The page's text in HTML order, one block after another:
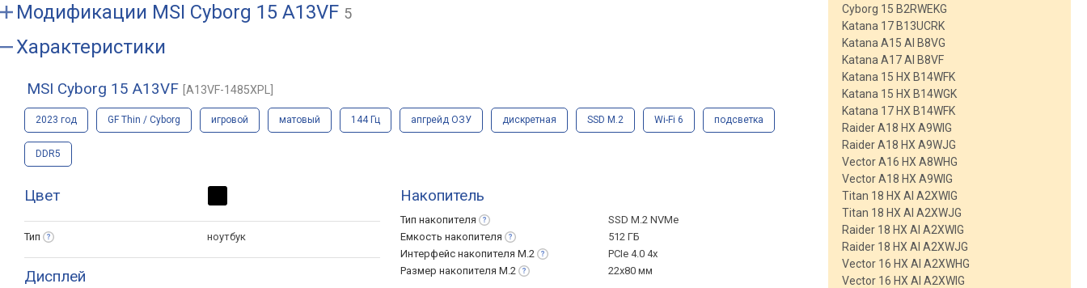
Модификации MSI Cyborg 15 A13VF 5
Характеристики
MSI Cyborg 15 A13VF [A13VF-1485XPL]
2023 год GF Thin / Cyborg игровой матовый 144 Гц апгрейд ОЗУ дискретная SSD M.2 Wi-Fi 6 подсветка
DDR5
Цвет
Тип ноутбук
Дисплей
Накопитель
Тип накопителя
SSD M.2 NVMe
Емкость накопителя
512 ГБ
Интерфейс накопителя M.2
PCIe 4.0 4x
Размер накопителя M.2 22x80 мм
Cyborg 15 B2RWEKG
Katana 17 B13UCRK
Katana A15 AI B8VG
Katana A17 AI B8VF
Katana 15 HX B14WFK
Katana 15 HX B14WGK
Katana 17 HX B14WFK
Raider A18 HX A9WIG
Raider A18 HX A9WJG
Vector A16 HX A8WHG
Vector A18 HX A9WIG
Titan 18 HX AI A2XWIG
Titan 18 HX AI A2XWJG
Raider 18 HX AI A2XWIG
Raider 18 HX AI A2XWJG
Vector 16 HX AI A2XWHG
Vector 16 HX AI A2XWIG